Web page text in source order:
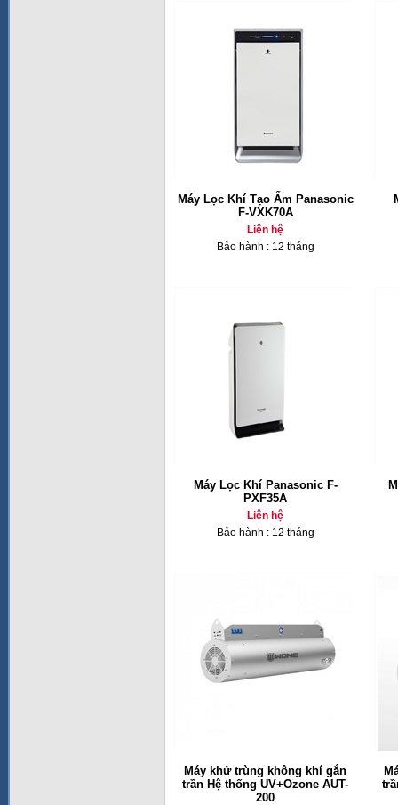
Máy Lọc Khí Tạo Ẩm Panasonic
F-VXK70A
Liên hệ
Bảo hành : 12 tháng
Máy Lọc Khí Panasonic F-
PXF35A
Liên hệ
Bảo hành : 12 tháng
Máy khử trùng không khí gắn
trần Hệ thống UV+Ozone AUT-
200